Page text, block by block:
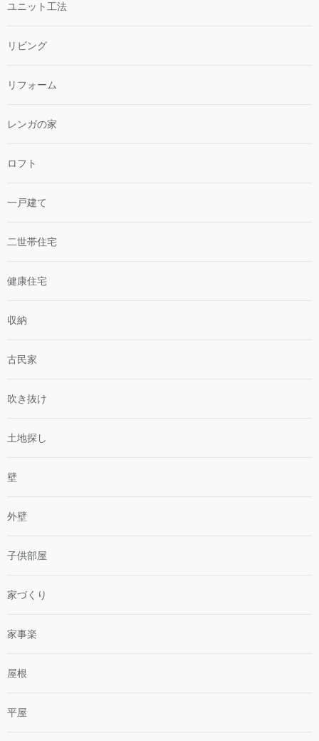
ユニット工法
リビング
リフォーム
レンガの家
ロフト
一戸建て
二世帯住宅
健康住宅
収納
古民家
吹き抜け
土地探し
壁
外壁
子供部屋
家づくり
家事楽
屋根
平屋